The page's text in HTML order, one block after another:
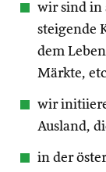
wir sind in
steigende
dem
Märkte,
wir
Ausland,
in der